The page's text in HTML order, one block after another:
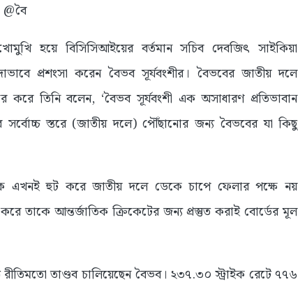
হয়ে বিসিসিআইয়ের বর্তমান সচিব দেবজিৎ সাইকিয়া
প্রশংসা করেন বৈভব সূর্যবংশীর। বৈভবের জাতীয় দলে
করে তিনি বলেন, ‘বৈভব সূর্যবংশী এক অসাধারণ প্রতিভাবান
স্তরে (জাতীয় দলে) পৌঁছানোর জন্য বৈভবের যা কিছু
এখনই হুট করে জাতীয় দলে ডেকে চাপে ফেলার পক্ষে নয়
করে তাকে আন্তর্জাতিক ক্রিকেটের জন্য প্রস্তুত করাই বোর্ডের মূল
তাণ্ডব চালিয়েছেন বৈভব। ২৩৭.৩০ স্ট্রাইক রেটে ৭৭৬